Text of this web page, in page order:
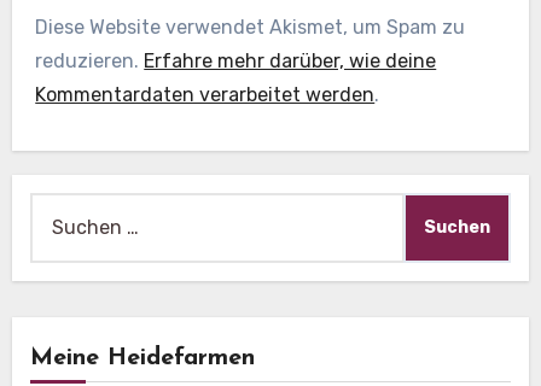
Diese Website verwendet Akismet, um Spam zu
reduzieren. Erfahre mehr darüber, wie deine
Kommentardaten verarbeitet werden.
nach:
Meine Heidefarmen